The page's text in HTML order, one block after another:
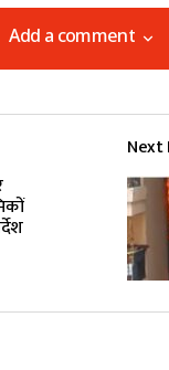
Add a comment
Add a comment
Required fields
Next